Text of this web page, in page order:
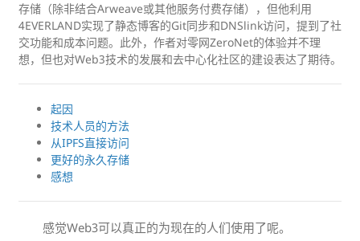
存储（除非结合Arweave或其他服务付费存储），但他利用
4EVERLAND实现了静态博客的Git同步和DNSlink访问，提到了社
交功能和成本问题。此外，作者对零网ZeroNet的体验并不理
想，但也对Web3技术的发展和去中心化社区的建设表达了期待。
起因
技术人员的方法
从IPFS直接访问
更好的永久存储
感想
感觉Web3可以真正的为现在的人们使用了呢。